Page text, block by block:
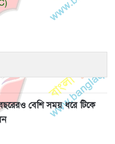
বেশি সময় ধরে টিকে